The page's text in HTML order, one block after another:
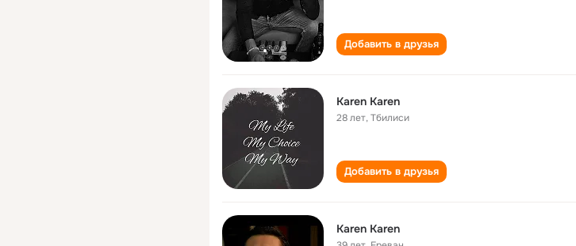
Добавить в друзья
Karen Karen
28 лет,Тбилиси
Добавить в друзья
Karen Karen